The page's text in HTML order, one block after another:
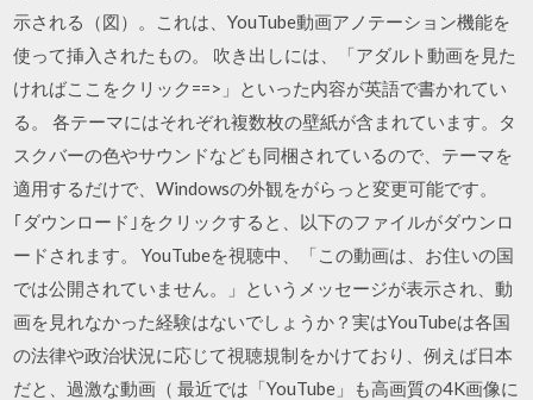
示される（図）。これは、YouTube動画アノテーション機能を
使って挿入されたもの。 吹き出しには、「アダルト動画を見た
ければここをクリック==>」といった内容が英語で書かれてい
る。 各テーマにはそれぞれ複数枚の壁紙が含まれています。タ
スクバーの色やサウンドなども同梱されているので、テーマを
適用するだけで、Windowsの外観をがらっと変更可能です。
｢ダウンロード｣をクリックすると、以下のファイルがダウンロ
ードされます。 YouTubeを視聴中、「この動画は、お住いの国
では公開されていません。」というメッセージが表示され、動
画を見れなかった経験はないでしょうか？実はYouTubeは各国
の法律や政治状況に応じて視聴規制をかけており、例えば日本
だと、過激な動画（ 最近では「YouTube」も高画質の4K画像に